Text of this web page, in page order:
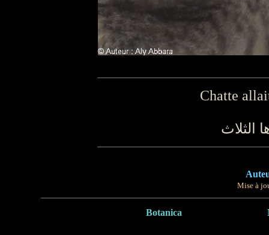
Chatte
الثلاث
Mise à
Botanica